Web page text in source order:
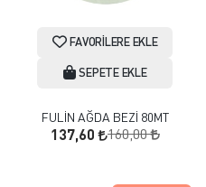
FAVORILERE EKLE
SEPETE EKLE
FULİN AĞDA BEZİ 80MT
137,60 160,00